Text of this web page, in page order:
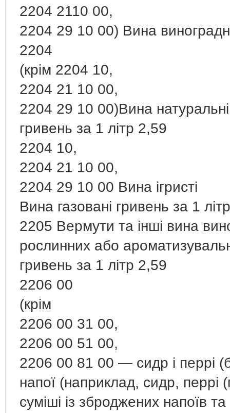
2204 2110 00,
2204 29 10 00) Вина
2204
(крім 2204 10,
2204 21 10 00,
2204 29 10 00)Вина натуральні
гривень за 1 літр 2,59
2204 10,
2204 21 10 00,
2204 29 10 00 Вина ігристі
Вина газовані гривень за 1
2205 Вермути та інші вина
рослинних або
гривень за 1 літр 2,59
2206 00
(крім
2206 00 31 00,
2206 00 51 00,
2206 00 81 00 — сидр і перрі
напої (наприклад, сидр, перрі
суміші із зброджених напоїв